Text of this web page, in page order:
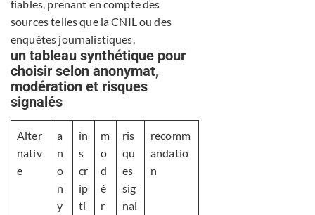
fiables, prenant en compte des
sources telles que la CNIL ou des
enquêtes journalistiques.
un tableau synthétique pour
choisir selon anonymat,
modération et risques
signalés
Alter
nativ
e
a
n
o
n
y
in
s
cr
ip
ti
m
o
d
é
r
ris
qu
es
sig
nal
recomm
andatio
n